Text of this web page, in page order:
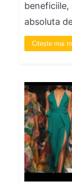
absoluta
Citește mai